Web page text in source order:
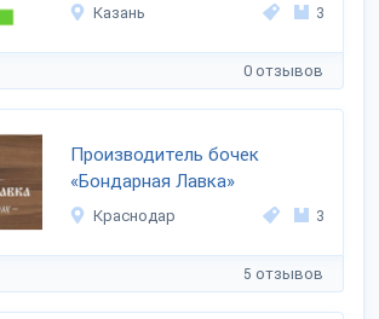
Казань 3
0 отзывов
Производитель бочек
«Бондарная Лавка»
Краснодар 3
5 отзывов